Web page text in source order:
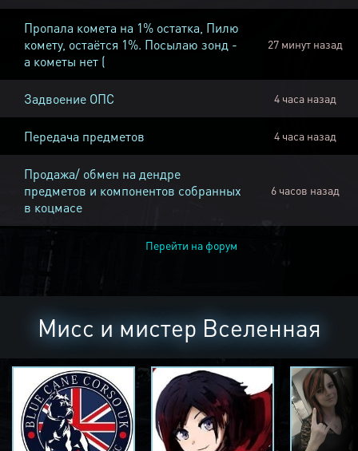
Пропала комета на 1% остатка, Пилю
комету, остаётся 1%. Посылаю зонд -
а кометы нет (
27 минут назад
Задвоение ОПС 4 часа назад
Передача предметов 4 часа назад
Продажа/ обмен на дендре
предметов и компонентов собранных
в коцмасе
6 часов назад
Перейти на форум
Мисс и мистер Вселенная